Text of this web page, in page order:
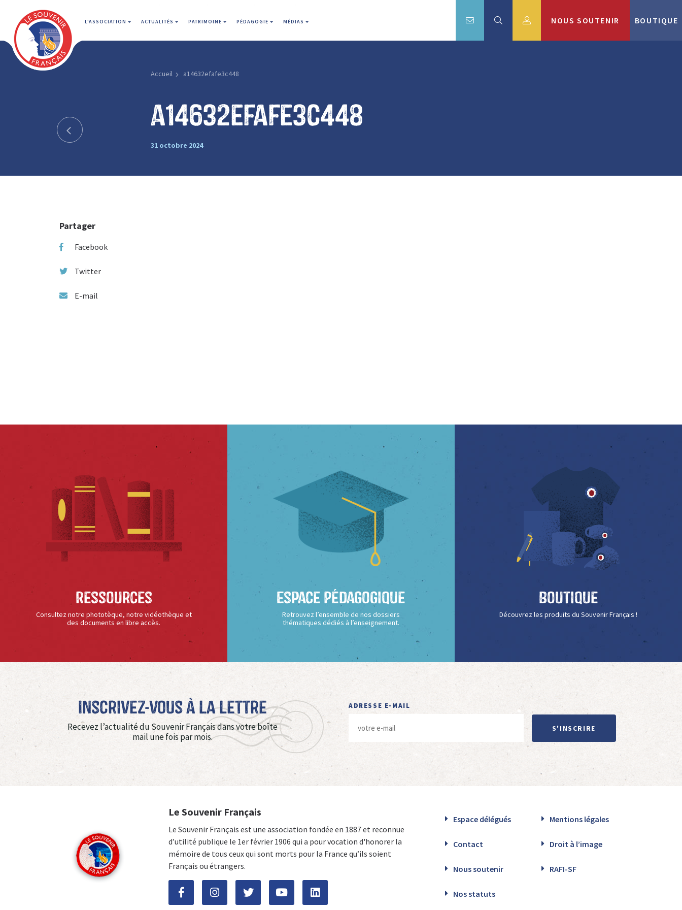
L'ASSOCIATION ACTUALITÉS PATRIMOINE PÉDAGOGIE MÉDIAS NOUS SOUTENIR BOUTIQUE
Accueil a14632efafe3c448
a14632efafe3c448
31 octobre 2024
Partager
Facebook
Twitter
E-mail
Ressources
Consultez notre phototèque, notre vidéothèque et
des documents en libre accès.
Espace Pédagogique
Retrouvez l’ensemble de nos dossiers
thématiques dédiés à l’enseignement.
Boutique
Découvrez les produits du Souvenir Français !
Inscrivez-vous à La Lettre
Recevez l’actualité du Souvenir Français dans votre boîte
mail une fois par mois.
ADRESSE E-MAIL
S'INSCRIRE
Le Souvenir Français
Le Souvenir Français est une association fondée en 1887 et reconnue
d’utilité publique le 1er février 1906 qui a pour vocation d'honorer la
mémoire de tous ceux qui sont morts pour la France qu’ils soient
Français ou étrangers.
Espace délégués Mentions légales
Contact Droit à l’image
Nous soutenir RAFI-SF
Nos statuts